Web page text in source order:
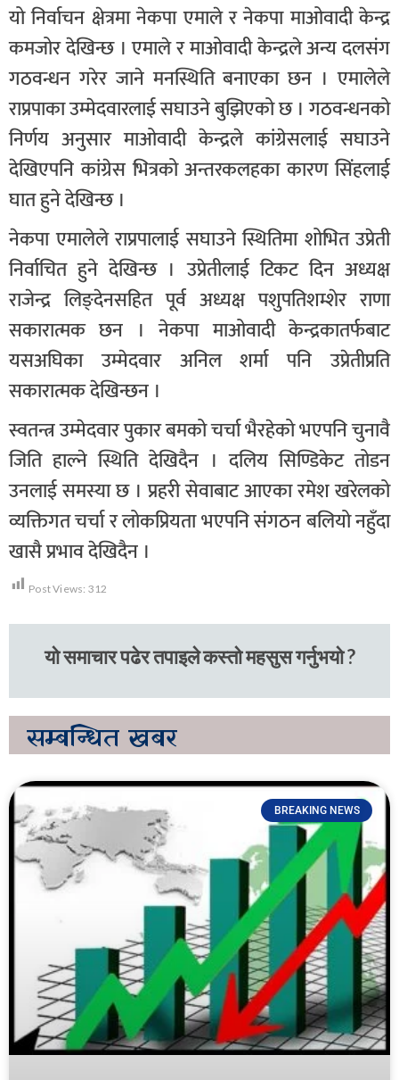
यो निर्वाचन क्षेत्रमा नेकपा एमाले र नेकपा माओवादी केन्द्र
कमजोर देखिन्छ । एमाले र माओवादी केन्द्रले अन्य दलसंग
गठवन्धन गरेर जाने मनस्थिति बनाएका छन । एमालेले
राप्रपाका उम्मेदवारलाई सघाउने बुझिएको छ । गठवन्धनको
निर्णय अनुसार माओवादी केन्द्रले कांग्रेसलाई सघाउने
देखिएपनि कांग्रेस भित्रको अन्तरकलहका कारण सिंहलाई
घात हुने देखिन्छ ।
नेकपा एमालेले राप्रपालाई सघाउने स्थितिमा शोभित उप्रेती
निर्वाचित हुने देखिन्छ । उप्रेतीलाई टिकट दिन अध्यक्ष
राजेन्द्र लिङ्देनसहित पूर्व अध्यक्ष पशुपतिशम्शेर राणा
सकारात्मक छन । नेकपा माओवादी केन्द्रकातर्फबाट
यसअघिका उम्मेदवार अनिल शर्मा पनि उप्रेतीप्रति
सकारात्मक देखिन्छन ।
स्वतन्त्र उम्मेदवार पुकार बमको चर्चा भैरहेको भएपनि चुनावै
जिति हाल्ने स्थिति देखिदैन । दलिय सिण्डिकेट तोडन
उनलाई समस्या छ । प्रहरी सेवाबाट आएका रमेश खरेलको
व्यक्तिगत चर्चा र लोकप्रियता भएपनि संगठन बलियो नहुँदा
खासै प्रभाव देखिदैन ।
Post Views: 312
यो समाचार पढेर तपाइले कस्तो महसुस गर्नुभयो ?
सम्बन्धित खबर
BREAKING NEWS